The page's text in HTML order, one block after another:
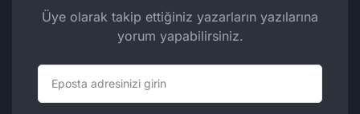
Üye olarak takip ettiğiniz yazarların yazılarına
yorum yapabilirsiniz.